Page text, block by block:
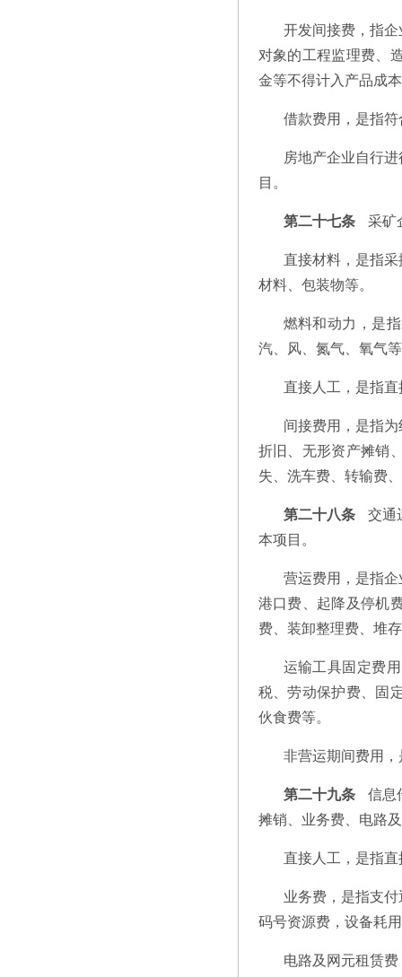
开发间接费，指
对象的工程监理费、
金等不得计入产品成
借款费用，是指
房地产企业自行
目。
第二十七条 采矿
直接材料，是指
材料、包装物等。
燃料和动力，是
汽、风、氮气、氧气
直接人工，是指
间接费用，是指
折旧、无形资产摊销
失、洗车费、转输费
第二十八条
交通
本项目。
营运费用，是指
港口费、起降及停机
费、装卸整理费、堆
运输工具固定费
税、劳动保护费、固
伙食费等。
非营运期间费用
第二十九条
信息
摊销、业务费、电路
直接人工，是指
业务费，是指支
码号资源费，设备耗
电路及网元租赁